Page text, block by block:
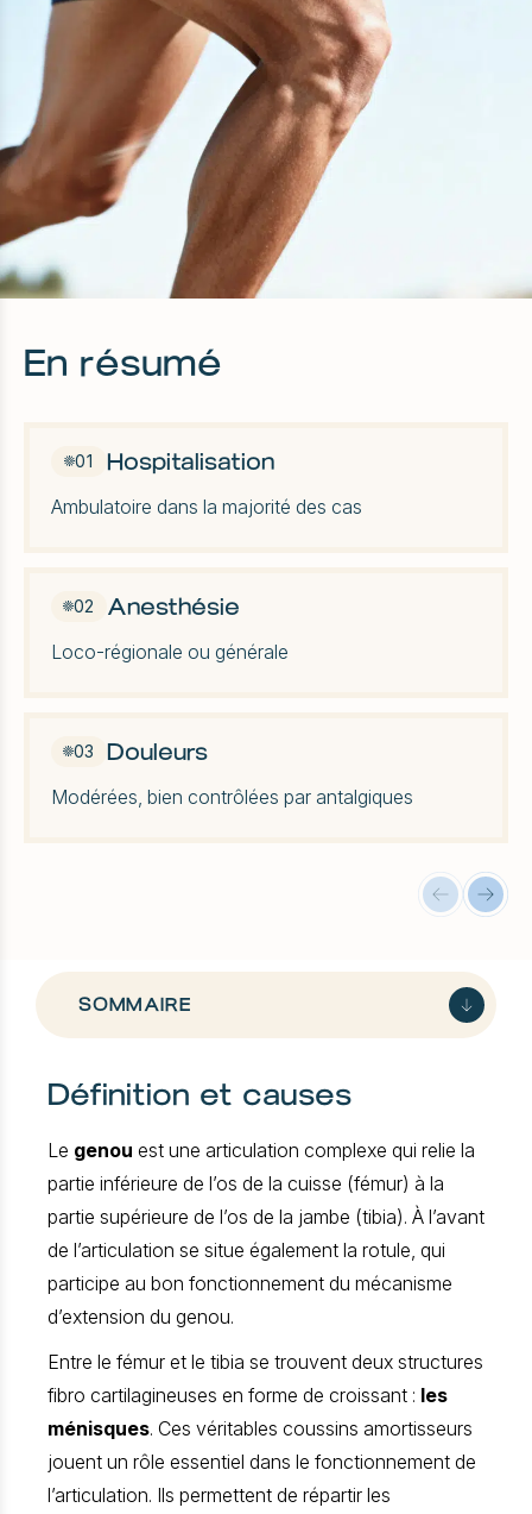
En résumé
01 Hospitalisation
Ambulatoire dans la majorité des cas
02 Anesthésie
Loco-régionale ou générale
03 Douleurs
Modérées, bien contrôlées par antalgiques
SOMMAIRE
Comprendre les lésions ménisque du
Les symptômes à surveiller
Diagnostic et examens
Quand se faire opérer ?
Résection méniscale sous arthroscopie
Suivi et récupération
Risques et complications
FAQ
Définition et causes
Le genou est une articulation complexe qui relie la
partie inférieure de l’os de la cuisse (fémur) à la
partie supérieure de l’os de la jambe (tibia). À l’avant
de l’articulation se situe également la rotule, qui
participe au bon fonctionnement du mécanisme
d’extension du genou.
Entre le fémur et le tibia se trouvent deux structures
fibro cartilagineuses en forme de croissant : les
ménisques. Ces véritables coussins amortisseurs
jouent un rôle essentiel dans le fonctionnement de
l’articulation. Ils permettent de répartir les